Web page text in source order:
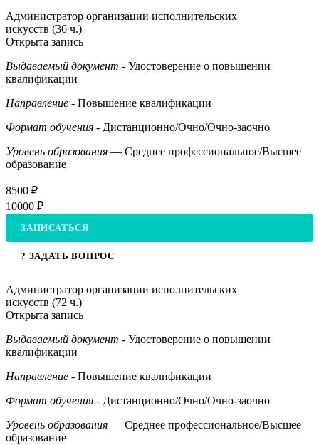
Администратор организации исполнительских
искусств (36 ч.)
Открыта запись
Выдаваемый документ - Удостоверение о повышении
квалификации
Направление - Повышение квалификации
Формат обучения - Дистанционно/Очно/Очно-заочно
Уровень образования — Среднее профессиональное/Высшее
образование
8500 ₽
10000 ₽
ЗАПИСАТЬСЯ
? ЗАДАТЬ ВОПРОС
Администратор организации исполнительских
искусств (72 ч.)
Открыта запись
Выдаваемый документ - Удостоверение о повышении
квалификации
Направление - Повышение квалификации
Формат обучения - Дистанционно/Очно/Очно-заочно
Уровень образования — Среднее профессиональное/Высшее
образование